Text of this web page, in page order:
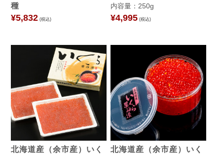
種
¥5,832 (税込)
内容量：250g
¥4,995 (税込)
北海道産（余市産）いく
北海道産（余市産）いく